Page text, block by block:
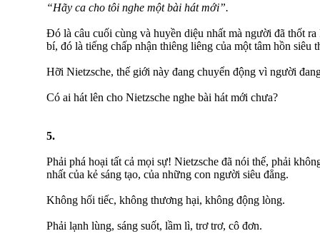
“Hãy ca cho tôi nghe một bài hát mới”.
Đó là câu cuối cùng và huyền diệu nhất mà người đã thốt
bí, đó là tiếng chấp nhận thiêng liêng của một tâm hồn siêu
Hỡi Nietzsche, thế giới này đang chuyển động vì người
Có ai hát lên cho Nietzsche nghe bài hát mới chưa?
5.
Phải phá hoại tất cả mọi sự! Nietzsche đã nói thế, phải
nhất của kẻ sáng tạo, của những con người siêu đẳng.
Không hối tiếc, không thương hại, không động lòng.
Phải lạnh lùng, sáng suốt, lầm lì, trơ trơ, cô đơn.